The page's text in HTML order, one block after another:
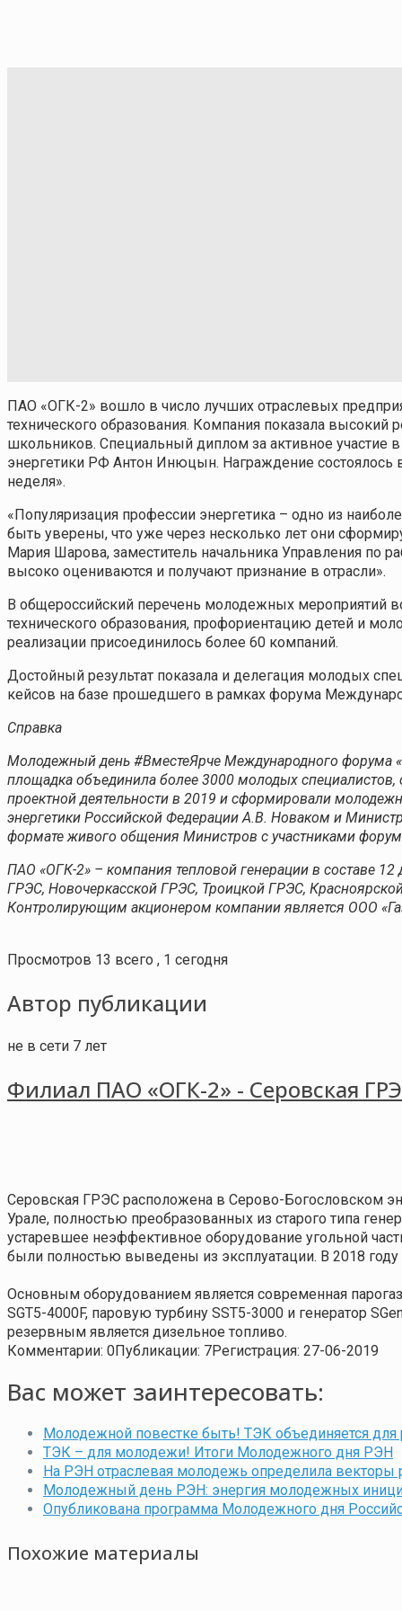
ПАО «ОГК-2» вошло в число лучших отраслевых
технического образования. Компания показала
школьников. Специальный диплом за активное участие
энергетики РФ Антон Инюцын. Награждение
неделя».
«Популяризация профессии энергетика – одно из
быть уверены, что уже через несколько лет они
Мария Шарова, заместитель начальника Управления по
высоко оцениваются и получают признание в отрасли».
В общероссийский перечень молодежных
технического образования, профориентацию детей и
реализации присоединилось более 60 компаний.
Достойный результат показала и делегация молодых
кейсов на базе прошедшего в рамках форума
Справка
Молодежный день #ВместеЯрче Международного форума
площадка объединила более 3000 молодых
проектной деятельности в 2019 и сформировали
энергетики Российской Федерации А.В. Новаком и
формате живого общения Министров с участниками
ПАО «ОГК-2» – компания тепловой генерации в составе
ГРЭС, Новочеркасской ГРЭС, Троицкой ГРЭС,
Контролирующим акционером компании является ООО
Просмотров 13 всего , 1 сегодня
Автор публикации
не в сети 7 лет
Филиал ПАО «ОГК-2» - Серовская
Серовская ГРЭС расположена в Серово-Богословском
Урале, полностью преобразованных из старого типа
устаревшее неэффективное оборудование угольной
были полностью выведены из эксплуатации. В 2018
Основным оборудованием является современная
SGT5-4000F, паровую турбину SST5-3000 и генератор
резервным является дизельное топливо.
Комментарии: 0Публикации: 7Регистрация: 27-06-2019
Вас может заинтересовать:
Молодежной повестке быть! ТЭК объединяется
ТЭК – для молодежи! Итоги Молодежного дня РЭН
На РЭН отраслевая молодежь определила векторы
Молодежный день РЭН: энергия молодежных
Опубликована программа Молодежного дня
Похожие материалы